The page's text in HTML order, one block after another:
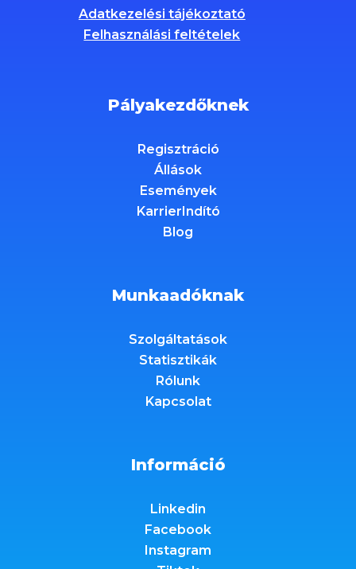
Adatkezelési tájékoztató
Felhasználási feltételek
Pályakezdőknek
Regisztráció
Állások
Események
KarrierIndító
Blog
Munkaadóknak
Szolgáltatások
Statisztikák
Rólunk
Kapcsolat
Információ
Linkedin
Facebook
Instagram